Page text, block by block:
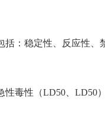
：稳定性、反应性、
毒性（LD50、LD50